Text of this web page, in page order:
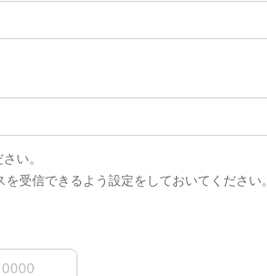
い。
受信できるよう設定をしておいてください。